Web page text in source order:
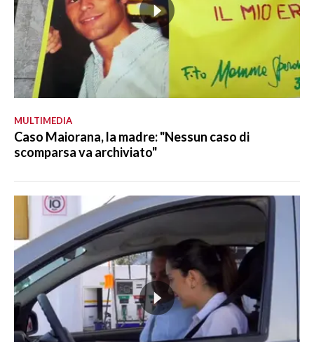
MULTIMEDIA
Caso Maiorana, la madre: "Nessun caso di
scomparsa va archiviato"